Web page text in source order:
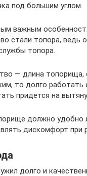
под большим углом.
важным
стали топора, ведь
топора.
— длина топорища,
то долго работать
придется на
должно удобно
дискомфорт при
долго и